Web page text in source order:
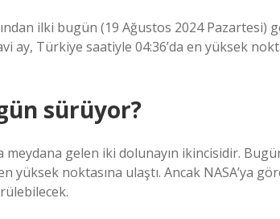
ilki bugün (19 Ağustos 2024
ay, Türkiye saatiyle 04:36’da en yüksek
sürüyor?
meydana gelen iki dolunayın ikincisidir.
yüksek noktasına ulaştı. Ancak NASA’ya